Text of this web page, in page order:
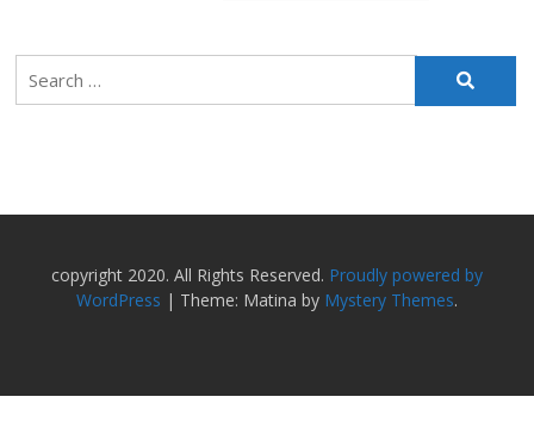
Search
for:
copyright 2020. All Rights Reserved. Proudly powered by
WordPress | Theme: Matina by Mystery Themes.